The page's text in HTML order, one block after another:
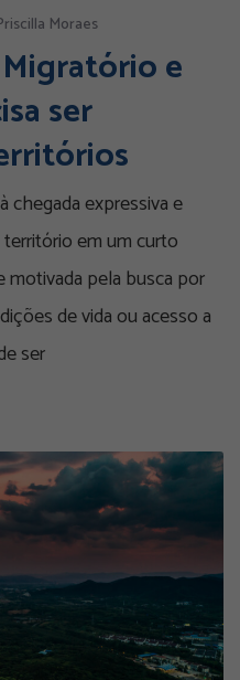
Moraes
e
ser
chegada expressiva e
em um curto
pela busca por
de vida ou acesso a
ser